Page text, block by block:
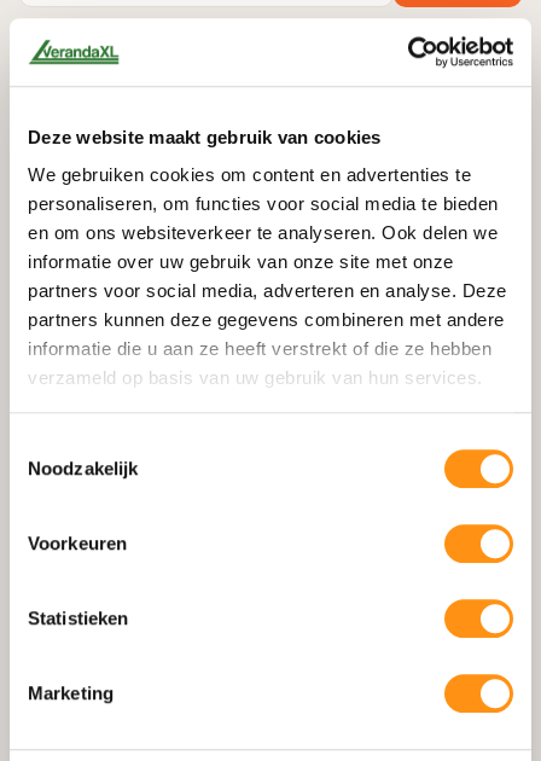
Deze website maakt gebruik van cookies
We gebruiken cookies om content en advertenties te
personaliseren, om functies voor social media te bieden
en om ons websiteverkeer te analyseren. Ook delen we
informatie over uw gebruik van onze site met onze
partners voor social media, adverteren en analyse. Deze
partners kunnen deze gegevens combineren met andere
informatie die u aan ze heeft verstrekt of die ze hebben
verzameld op basis van uw gebruik van hun services.
Noodzakelijk
Voorkeuren
Statistieken
Marketing
Producten
Glazen Schuifwanden
Schuifpui
Zipscreens
Aluminium Zijwanden
Accessoires
Losse Onderdelen
Waarom HOWQ
Showroom & Contact
Montage Handleiding
Bekijk in uw Tuin